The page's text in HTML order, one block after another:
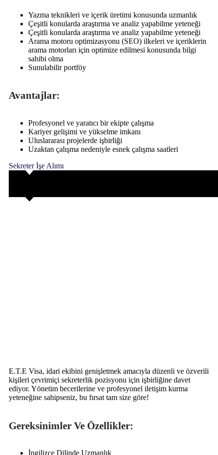
Yazma teknikleri ve içerik üretimi konusunda uzmanlık
Çeşitli konularda araştırma ve analiz yapabilme yeteneği
Çeşitli konularda araştırma ve analiz yapabilme yeteneği
Arama motoru optimizasyonu (SEO) ilkeleri ve içeriklerin
arama motorları için optimize edilmesi konusunda bilgi
sahibi olma
Sunulabilir portföy
Avantajlar:
Profesyonel ve yaratıcı bir ekipte çalışma
Kariyer gelişimi ve yükselme imkanı
Uluslararası projelerde işbirliği
Uzaktan çalışma nedeniyle esnek çalışma saatleri
Sekreter İşe Alımı
E.T.E Visa, idari ekibini genişletmek amacıyla düzenli ve özverili
kişileri çevrimiçi sekreterlik pozisyonu için işbirliğine davet
ediyor. Yönetim becerilerine ve profesyonel iletişim kurma
yeteneğine sahipseniz, bu fırsat tam size göre!
Gereksinimler Ve Özellikler:
İngilizce Dilinde Uzmanlık